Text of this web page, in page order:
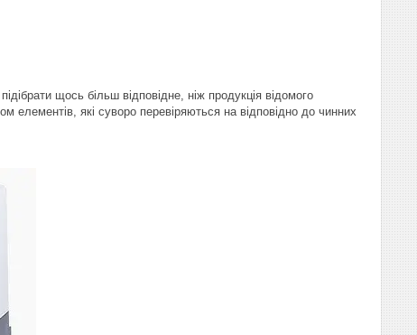
щось більш відповідне, ніж продукція відомого
елементів, які суворо перевіряються на відповідно до чинних